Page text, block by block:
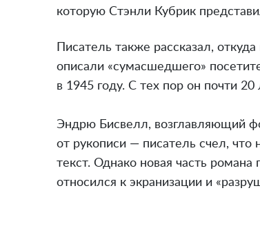
которую Стэнли Кубрик
Писатель также рассказал,
описали «сумасшедшего»
в 1945 году. С тех пор он почти 20
Эндрю Бисвелл, возглавляющий
от рукописи — писатель счел,
текст. Однако новая часть
относился к экранизации и